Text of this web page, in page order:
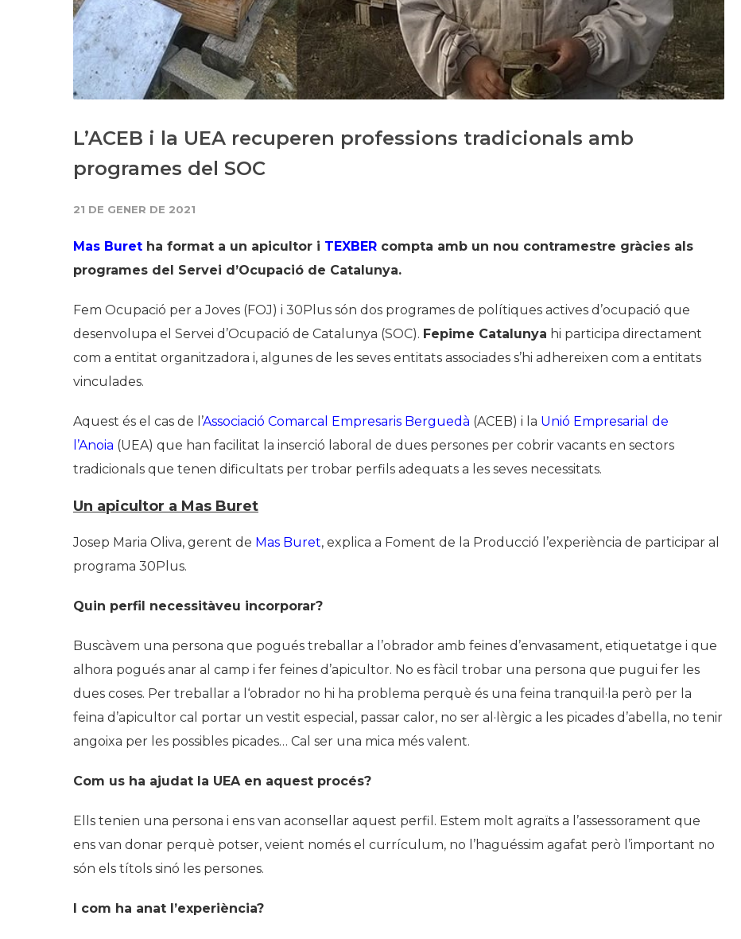
Història
Galeria de Presidents
Biblioteca Arxiu
Seu Social
L’ACEB i la UEA recuperen professions tradicionals amb
programes del SOC
21 DE GENER DE 2021
Mas Buret ha format a un apicultor i TEXBER compta amb un nou contramestre gràcies als
programes del Servei d’Ocupació de Catalunya.
Fem Ocupació per a Joves (FOJ) i 30Plus són dos programes de polítiques actives d’ocupació que
desenvolupa el Servei d’Ocupació de Catalunya (SOC). Fepime Catalunya hi participa directament
com a entitat organitzadora i, algunes de les seves entitats associades s’hi adhereixen com a entitats
vinculades.
Aquest és el cas de l’Associació Comarcal Empresaris Berguedà (ACEB) i la Unió Empresarial de
l’Anoia (UEA) que han facilitat la inserció laboral de dues persones per cobrir vacants en sectors
tradicionals que tenen dificultats per trobar perfils adequats a les seves necessitats.
Un apicultor a Mas Buret
Josep Maria Oliva, gerent de Mas Buret, explica a Foment de la Producció l’experiència de participar al
programa 30Plus.
Quin perfil necessitàveu incorporar?
Buscàvem una persona que pogués treballar a l’obrador amb feines d’envasament, etiquetatge i que
alhora pogués anar al camp i fer feines d’apicultor. No es fàcil trobar una persona que pugui fer les
dues coses. Per treballar a l‘obrador no hi ha problema perquè és una feina tranquil·la però per la
feina d’apicultor cal portar un vestit especial, passar calor, no ser al·lèrgic a les picades d’abella, no tenir
angoixa per les possibles picades… Cal ser una mica més valent.
Com us ha ajudat la UEA en aquest procés?
Ells tenien una persona i ens van aconsellar aquest perfil. Estem molt agraïts a l’assessorament que
ens van donar perquè potser, veient només el currículum, no l’haguéssim agafat però l’important no
són els títols sinó les persones.
I com ha anat l’experiència?